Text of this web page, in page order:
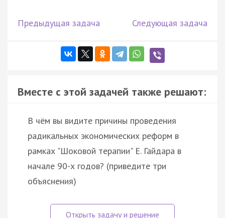
Предыдущая задача Следующая задача
Вместе с этой задачей также решают:
В чём вы видите причины проведения
радикальных экономических реформ в
рамках "Шоковой терапии" Е. Гайдара в
начале 90-х годов? (приведите три
объяснения)